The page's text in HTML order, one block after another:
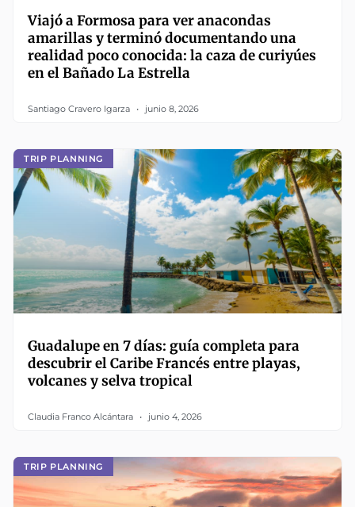
Viajó a Formosa para ver anacondas
amarillas y terminó documentando una
realidad poco conocida: la caza de curiyúes
en el Bañado La Estrella
Santiago Cravero Igarza junio 8, 2026
TRIP PLANNING
Guadalupe en 7 días: guía completa para
descubrir el Caribe Francés entre playas,
volcanes y selva tropical
Claudia Franco Alcántara junio 4, 2026
TRIP PLANNING